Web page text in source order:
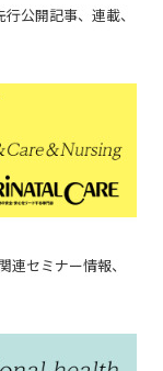
公開記事、連載、
セミナー情報、